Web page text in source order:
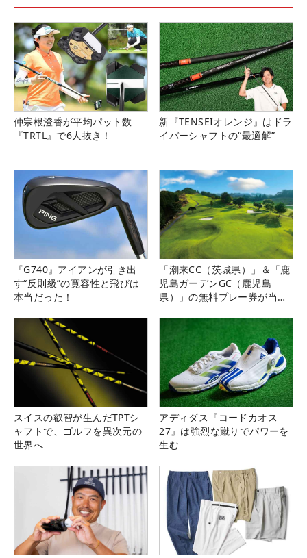
仲宗根澄香が平均パット数
『TRTL』で6人抜き！
新『TENSEIオレンジ』はドラ
イバーシャフトの“最適解”
『G740』アイアンが引き出
す“反則級”の寛容性と飛びは
本当だった！
「潮来CC（茨城県）」＆「鹿
児島ガーデンGC（鹿児島
県）」の無料プレー券が当た
スイスの叡智が生んだTPTシ
ャフトで、ゴルフを異次元の
世界へ
アディダス『コードカオス
27』は強烈な蹴りでパワーを
生む